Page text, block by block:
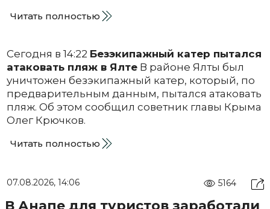
Читать полностью
Сегодня в 14:22 Безэкипажный катер пытался
атаковать пляж в ЯлтеВ районе Ялты был
уничтожен безэкипажный катер, который, по
предварительным данным, пытался атаковать
пляж. Об этом сообщил советник главы Крыма
Олег Крючков.
Читать полностью
07.08.2026, 14:06 5164